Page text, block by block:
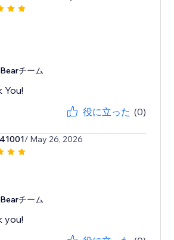
チーム
You!
役に立った (0)
/ May 26, 2026
チーム
you!